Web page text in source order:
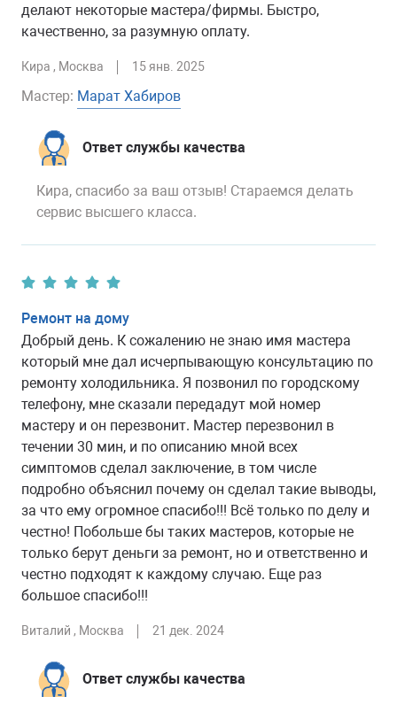
делают некоторые мастера/фирмы. Быстро,
качественно, за разумную оплату.
Кира , Москва 15 янв. 2025
Мастер: Марат Хабиров
Ответ службы качества
Кира, спасибо за ваш отзыв! Стараемся делать
сервис высшего класса.
Ремонт на дому
Добрый день. К сожалению не знаю имя мастера
который мне дал исчерпывающую консультацию по
ремонту холодильника. Я позвонил по городскому
телефону, мне сказали передадут мой номер
мастеру и он перезвонит. Мастер перезвонил в
течении 30 мин, и по описанию мной всех
симптомов сделал заключение, в том числе
подробно объяснил почему он сделал такие выводы,
за что ему огромное спасибо!!! Всё только по делу и
честно! Побольше бы таких мастеров, которые не
только берут деньги за ремонт, но и ответственно и
честно подходят к каждому случаю. Еще раз
большое спасибо!!!
Виталий , Москва 21 дек. 2024
Ответ службы качества